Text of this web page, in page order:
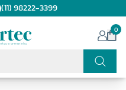
(11) 98222-3399
0